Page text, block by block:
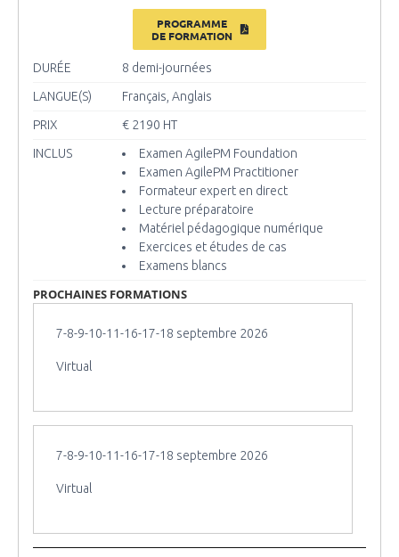
PROGRAMME
DE FORMATION
DURÉE
8 demi-journées
LANGUE(S)
Français, Anglais
PRIX
€ 2190 HT
INCLUS
Examen AgilePM Foundation
Examen AgilePM Practitioner
Formateur expert en direct
Lecture préparatoire
Matériel pédagogique numérique
Exercices et études de cas
Examens blancs
PROCHAINES FORMATIONS
7-8-9-10-11-16-17-18 septembre 2026
Virtual
7-8-9-10-11-16-17-18 septembre 2026
Virtual